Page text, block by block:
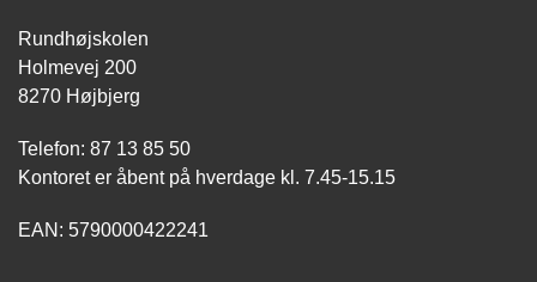
Rundhøjskolen
Holmevej 200
8270 Højbjerg
Telefon: 87 13 85 50
Kontoret er åbent på hverdage kl. 7.45-15.15
EAN: 5790000422241